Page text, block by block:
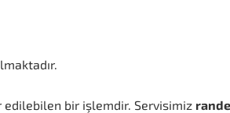
bir işlemdir. Servisimiz